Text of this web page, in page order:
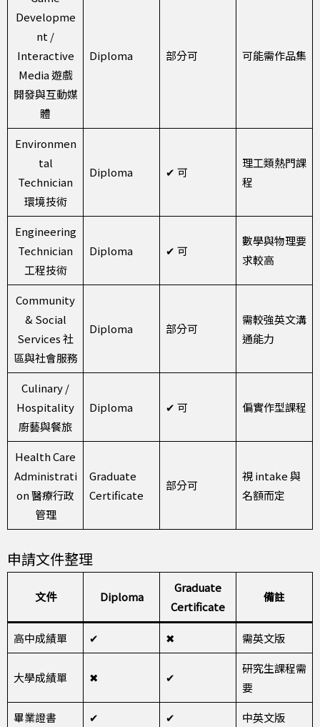
Developme
nt /
Interactive
Media 遊戲
開發與互動媒
體
Diploma 部分可 可能需作品集
Environmen
tal
Technician
環境技術
Diploma ✔ 可
理工類熱門課
程
Engineering
Technician
工程技術
Diploma ✔ 可
數學與物理要
求較高
Community
& Social
Services 社
區與社會服務
Diploma 部分可
需較強英文溝
通能力
Culinary /
Hospitality
廚藝與餐旅
Diploma ✔ 可 偏實作型課程
Health Care
Administrati
on 醫療行政
管理
Graduate
Certificate
部分可
視 intake 與
名額而定
申請文件整理
文件 Diploma
Graduate
Certificate
備註
高中成績單 ✔ ✖ 需英文版
大學成績單 ✖ ✔
研究生課程需
要
畢業證書
✔ ✔ 中英文版